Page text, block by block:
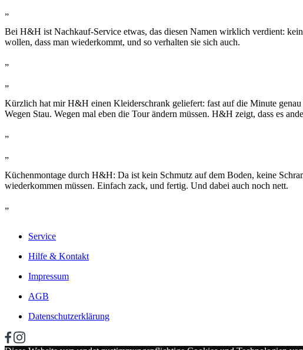
„
Bei H&H ist Nachkauf-Service etwas, das diesen Namen wirklich verdient:
wollen, dass man wiederkommt, und so verhalten sie sich auch.
„
„
Kürzlich hat mir H&H einen Kleiderschrank geliefert: fast auf die Minute
Wegen Stau. Wegen mal eben die Tour ändern müssen. H&H zeigt, dass es
„
„
Küchenmontage durch H&H: Da ist kein Schmutz auf dem Boden, keine
wiederkommen müssen. Einfach zack, und fertig. Und dabei auch noch nett.
„
Service
Hilfe & Kontakt
Impressum
AGB
Datenschutzerklärung